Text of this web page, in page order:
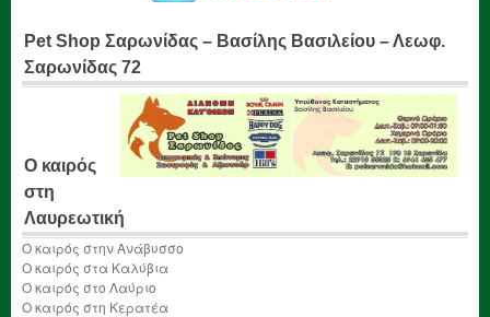
Pet Shop Σαρωνίδας – Βασίλης Βασιλείου – Λεωφ.
Σαρωνίδας 72
Ο καιρός
στη
Λαυρεωτική
Ο καιρός στην Ανάβυσσο
Ο καιρός στα Καλύβια
Ο καιρός στο Λαύριο
Ο καιρός στη Κερατέα